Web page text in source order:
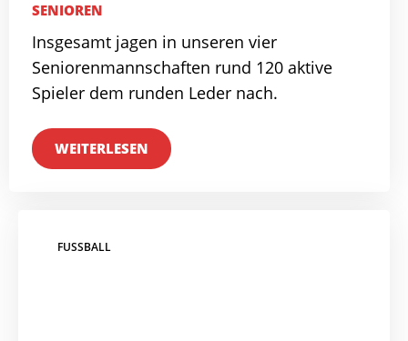
SENIOREN
Insgesamt jagen in unseren vier
Seniorenmannschaften rund 120 aktive
Spieler dem runden Leder nach.
WEITERLESEN
FUSSBALL